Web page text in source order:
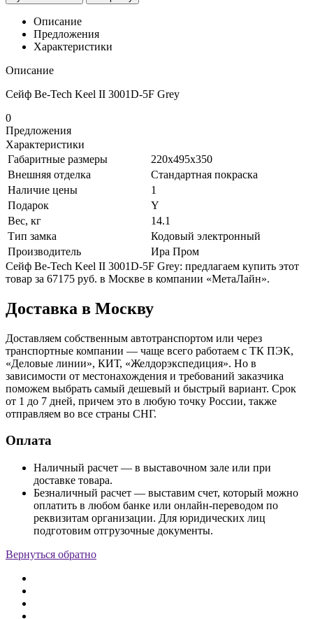
Описание
Предложения
Характеристики
Описание
Сейф Be-Tech Keel II 3001D-5F Grey
0
Предложения
Характеристики
Габаритные размеры
220x495x350
Внешняя отделка
Стандартная покраска
Наличие цены
1
Подарок
Y
Вес, кг
14.1
Тип замка
Кодовый электронный
Производитель
Ира Пром
Сейф Be-Tech Keel II 3001D-5F Grey: предлагаем купить этот
товар за 67175 руб. в Москве в компании «МетаЛайн».
Доставка в Москву
Доставляем собственным автотранспортом или через
транспортные компании — чаще всего работаем с ТК ПЭК,
«Деловые линии», КИТ, «Желдорэкспедиция». Но в
зависимости от местонахождения и требований заказчика
поможем выбрать самый дешевый и быстрый вариант. Срок
от 1 до 7 дней, причем это в любую точку России, также
отправляем во все страны СНГ.
Оплата
Наличный расчет — в выставочном зале или при
доставке товара.
Безналичный расчет — выставим счет, который можно
оплатить в любом банке или онлайн-переводом по
реквизитам организации. Для юридических лиц
подготовим отгрузочные документы.
Вернуться обратно